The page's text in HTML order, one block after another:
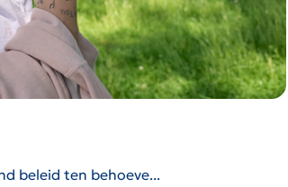
beleid ten behoeve...